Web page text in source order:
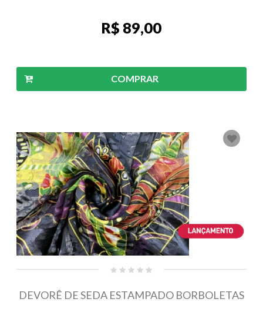
R$ 89,00
COMPRAR
DEVORÊ DE SEDA ESTAMPADO BORBOLETAS